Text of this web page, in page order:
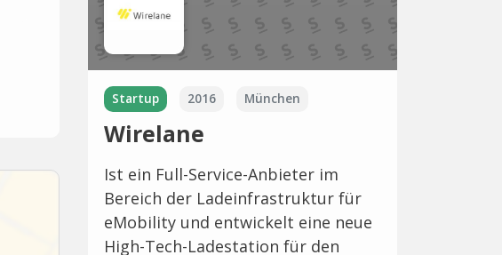
Startup 2016 München
Wirelane
Ist ein Full-Service-Anbieter im
Bereich der Ladeinfrastruktur für
eMobility und entwickelt eine neue
High-Tech-Ladestation für den